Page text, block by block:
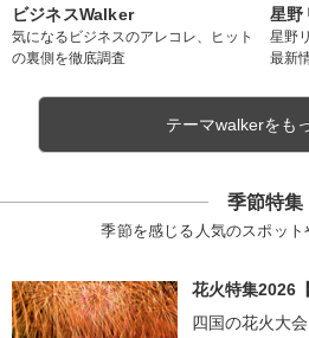
ビジネスWalker
気になるビジネスのアレコレ、ヒット
の裏側を徹底調査
星野
星野
最新
テーマwalkerをも
季節特集
季節を感じる人気のスポッ
花火特集2026
四国の花火大